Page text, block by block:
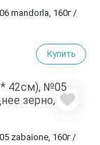
mandorla, 160г /
Купить
zabaione, 160г /